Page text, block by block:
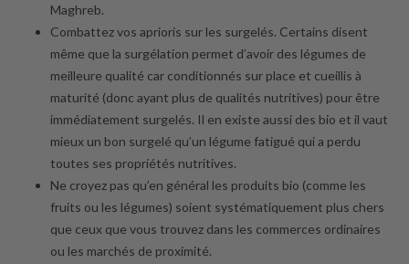
Maghreb.
Combattez vos aprioris sur les surgelés. Certains disent
même que la surgélation permet d’avoir des légumes de
meilleure qualité car conditionnés sur place et cueillis à
maturité (donc ayant plus de qualités nutritives) pour être
immédiatement surgelés. Il en existe aussi des bio et il vaut
mieux un bon surgelé qu’un légume fatigué qui a perdu
toutes ses propriétés nutritives.
Ne croyez pas qu’en général les produits bio (comme les
fruits ou les légumes) soient systématiquement plus chers
que ceux que vous trouvez dans les commerces ordinaires
ou les marchés de proximité.